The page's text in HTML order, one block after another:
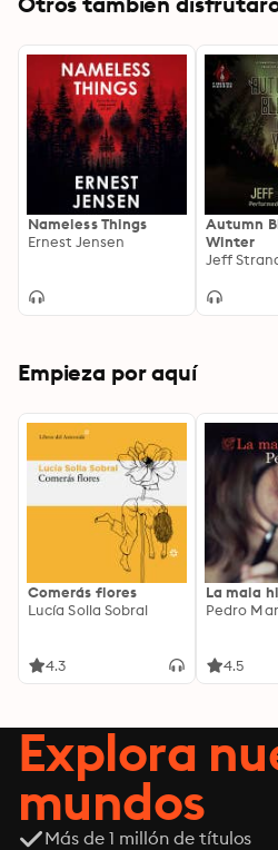
Nameless Things
Ernest Jensen
Autumn
Winter
Jeff
Empieza por aquí
Comerás flores
Lucía Solla Sobral
4.3
La mala
Pedro
4.5
Explora
mundos
Más de 1 millón de títulos